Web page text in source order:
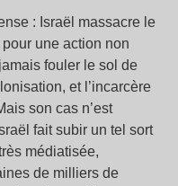
: Israël massacre le
une action non
fouler le sol de
et l’incarcère
son cas n’est
fait subir un tel sort
médiatisée,
de milliers de